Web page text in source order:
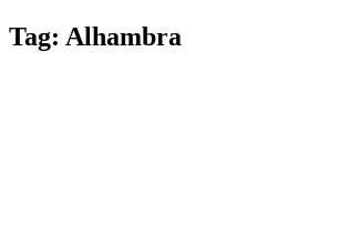
Tag: Alhambra